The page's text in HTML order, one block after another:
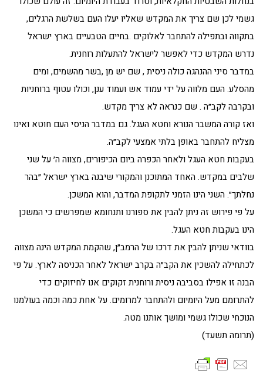
גשמי לכן שם צריך את המקדש שאליו יעלו העם בשלשת הרגלים,
בתקווה ובתפילה להתחבר לאלוקים .בחיים הטבעיים בארץ ישראל
נדרש המקדש כדי לאפשר לישראל להתעלות רוחנית.
במדבר סיני ההנהגה כולה ניסית , שם יש מן ,בשר מהשמים, ומים
מהסלע. העם מלווה על ידי עמוד אש ועמוד ענן, וכולו עטוף ברוחניות
ובקרבה לקב״ה . שם כנראה לא צריך מקדש.
ואז קורה המשבר הנורא וחטא העגל. גם במדבר הניסי העם חוטא ואינו
מצליח להתחבר באופן בלתי אמצעי לקב״ה.
בעקבות חטא העגל ולאחר הכפרה ביום הכיפורים, מצווה ה׳ על שני
שלבים במקדש. האחד המתוכנן והמקורי שיבנה בארץ ישראל ״בהר
נחלתך״. השני הינו הזמני לתקופת המדבר, והוא המשכן.
על פי פירוש זה ניתן להבין את ספורנו ותנחומא שמפרשים כי המשכן
הינו בעקבות חטא העגל.
בוודאי שניתן להבין את דרכו של הרמב״ן, שהקמת המקדש הינה מצווה
לכתחילה להשכין את הקב״ה בקרב ישראל לאחר הכניסה לארץ. על פי
הבנה זו אפילו בסביבה ניסית ורוחנית זקוקים אנו לחיזוקים כדי
להתרומם מעל היומיום ולהתחבר למרומים. על אחת כמה וכמה בעולמנו
הנוכחי שכולו גשמי ומושך אותנו מטה.
(תרומה תשעד)